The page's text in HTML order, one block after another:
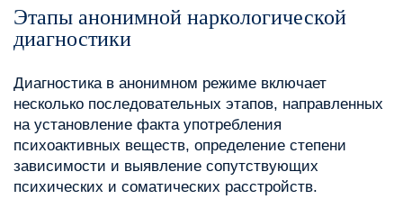
Этапы анонимной наркологической
диагностики
Диагностика в анонимном режиме включает
несколько последовательных этапов, направленных
на установление факта употребления
психоактивных веществ, определение степени
зависимости и выявление сопутствующих
психических и соматических расстройств.